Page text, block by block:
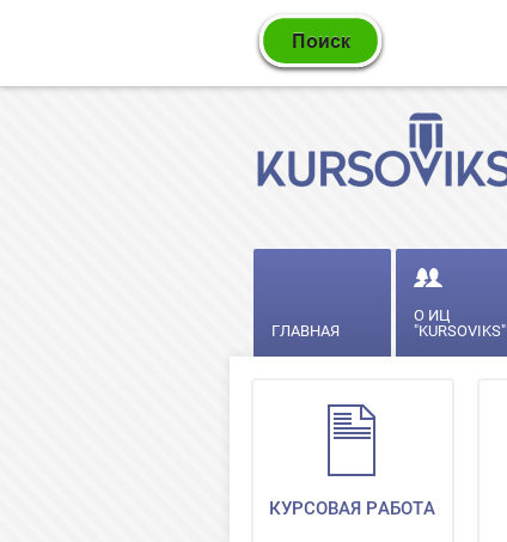
ГЛАВНАЯ
О ИЦ
"KURSOVIKS"
КУРСОВАЯ РАБОТА